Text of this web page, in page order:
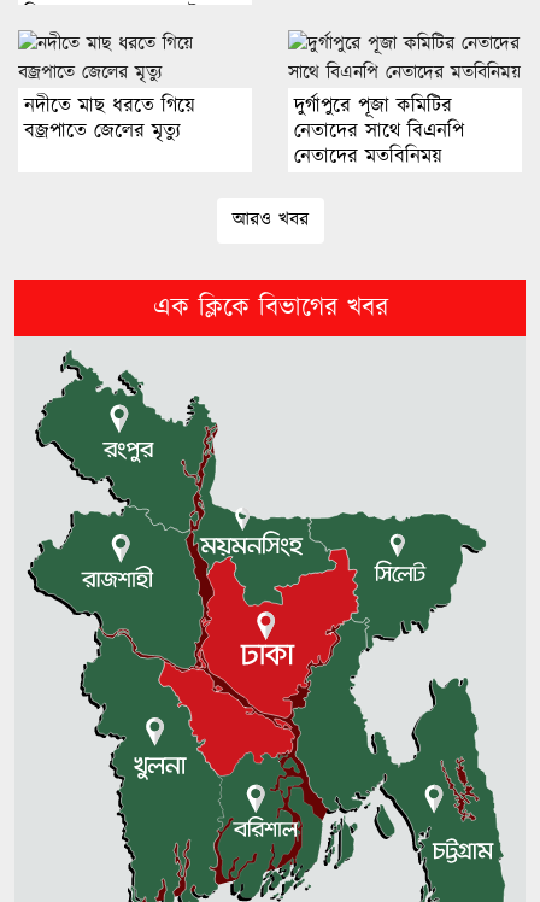
হাসিনাকে ফেরাতে গোপন তৎপরতার
অভিযোগে খুকৃবির শিক্ষককে শোকজ
প্রধানমন্ত্রী
মধ্যপ্রাচ্যে কি তৃতীয় আঞ্চলিক শক্তি
উদীয়মান?
মৃতদেহ
স্বর্ণের দাম আবারো বেড়েছে
লিবিয়ায় মানবপাচারকারীদের হাতে
জিম্মি ১৩ বাংলাদেশিকে উদ্ধার
নদীতে মাছ ধরতে গিয়ে
বজ্রপাতে জেলের মৃত্যু
দুর্গাপুরে পূজা কমিটির
নেতাদের সাথে বিএনপি
নেতাদের মতবিনিময়
আরও খবর
এক ক্লিকে বিভাগের খবর